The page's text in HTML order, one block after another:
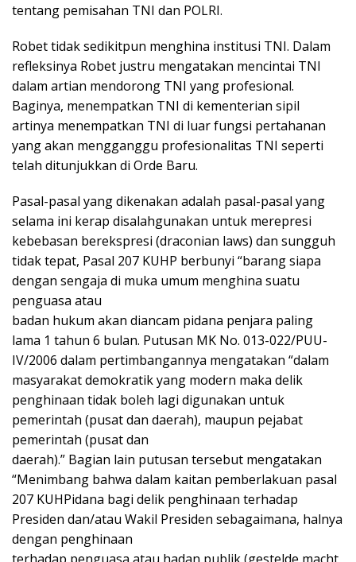
tentang pemisahan TNI dan POLRI.
Robet tidak sedikitpun menghina institusi TNI. Dalam
refleksinya Robet justru mengatakan mencintai TNI
dalam artian mendorong TNI yang profesional.
Baginya, menempatkan TNI di kementerian sipil
artinya menempatkan TNI di luar fungsi pertahanan
yang akan mengganggu profesionalitas TNI seperti
telah ditunjukkan di Orde Baru.
Pasal-pasal yang dikenakan adalah pasal-pasal yang
selama ini kerap disalahgunakan untuk merepresi
kebebasan berekspresi (draconian laws) dan sungguh
tidak tepat, Pasal 207 KUHP berbunyi “barang siapa
dengan sengaja di muka umum menghina suatu
penguasa atau
badan hukum akan diancam pidana penjara paling
lama 1 tahun 6 bulan. Putusan MK No. 013-022/PUU-
IV/2006 dalam pertimbangannya mengatakan “dalam
masyarakat demokratik yang modern maka delik
penghinaan tidak boleh lagi digunakan untuk
pemerintah (pusat dan daerah), maupun pejabat
pemerintah (pusat dan
daerah).” Bagian lain putusan tersebut mengatakan
“Menimbang bahwa dalam kaitan pemberlakuan pasal
207 KUHPidana bagi delik penghinaan terhadap
Presiden dan/atau Wakil Presiden sebagaimana, halnya
dengan penghinaan